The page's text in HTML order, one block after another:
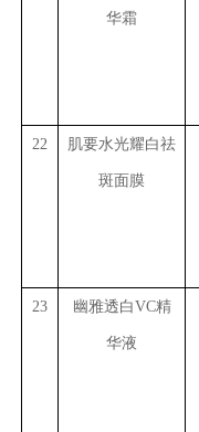
华霜
22 肌要水光耀白祛
斑面膜
23 幽雅透白VC精
华液